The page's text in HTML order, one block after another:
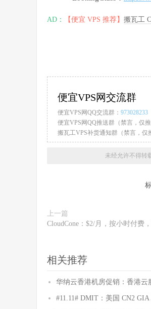
AD： 【便宜 VPS 推荐】 搬瓦工
便宜VPS网交流群
便宜VPS网QQ交流群： 973028233
便宜VPS网QQ推送群（禁言，仅推
搬瓦工VPS补货通知群（禁言，仅
未经允许不得转
上一篇
CloudCone：$2/月，按小时付费
相关推荐
华纳云香港机房促销：香港云
#11.11# DMIT：美国 CN2